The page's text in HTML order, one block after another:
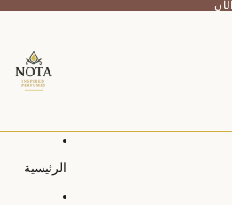
الرئيسية